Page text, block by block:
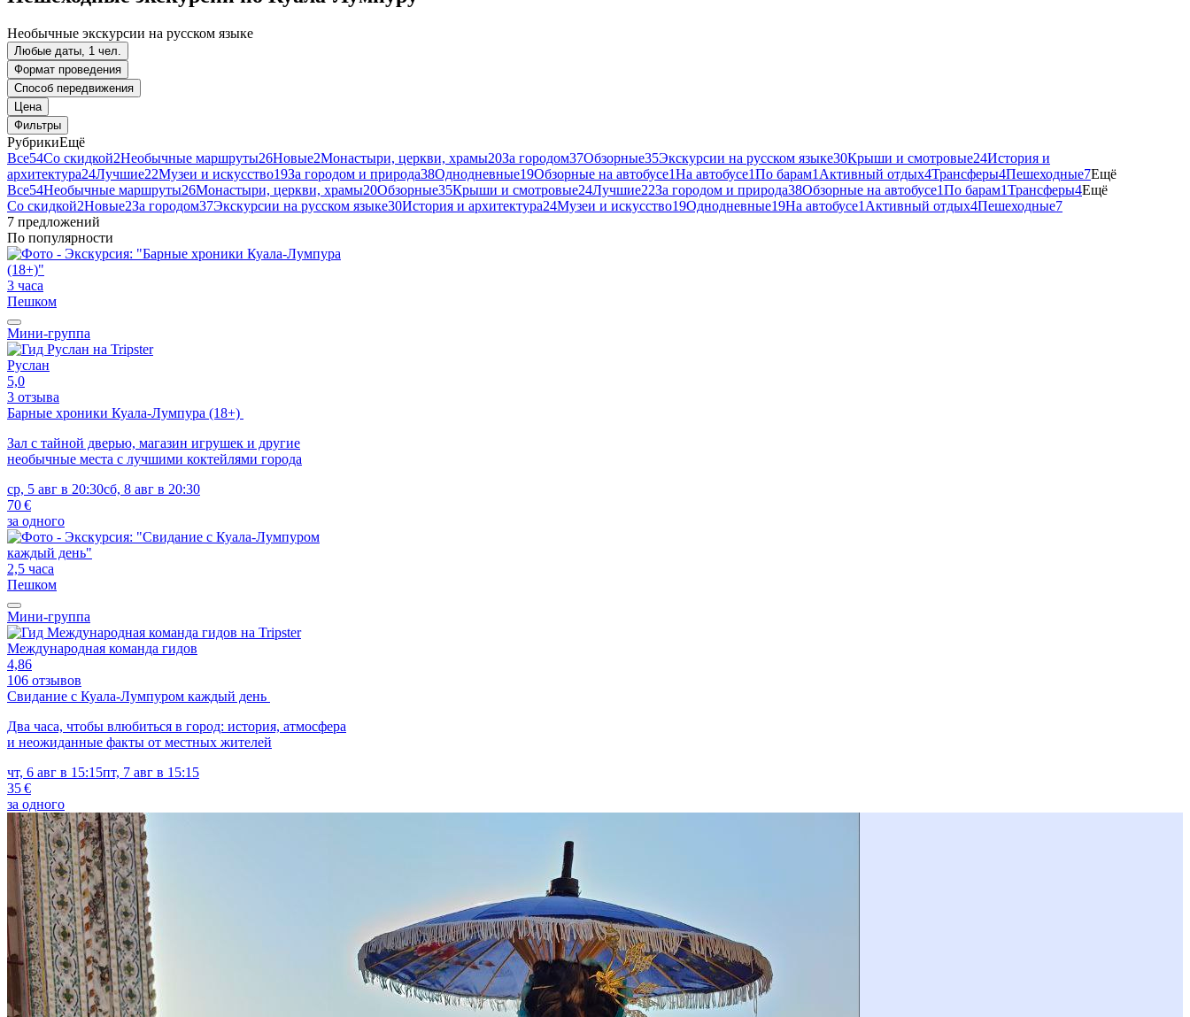
Необычные экскурсии на русском языке
Любые даты, 1 чел.
Формат проведения
Способ передвижения
Цена
Фильтры
РубрикиЕщё
Все54Со скидкой2Необычные маршруты26Новые2Монастыри, церкви, храмы20За городом37Обзорные35Экскурсии на русском языке30Крыши и смотровые24История и
архитектура24Лучшие22Музеи и искусство19За городом и природа38Однодневные19Обзорные на автобусе1На автобусе1По барам1 Активный отдых4Трансферы4Пешеходные7Ещё
Все54Необычные маршруты26Монастыри, церкви, храмы20Обзорные35Крыши и смотровые24Лучшие22За городом и природа38Обзорные на автобусе1По барам1Трансферы4Ещё
Со скидкой2Новые2За городом37Экскурсии на русском языке30История и архитектура24Музеи и искусство19Однодневные19На автобусе1 Активный отдых4Пешеходные7
7 предложений
По популярности
3 часа
Пешком
Мини-группа
Руслан
5,0
3 отзыва
Барные хроники Куала-Лумпура (18+)
Зал с тайной дверью, магазин игрушек и другие
необычные места с лучшими коктейлями города
ср, 5 авг в 20:30сб, 8 авг в 20:30
70 €
за одного
2,5 часа
Пешком
Мини-группа
Международная команда гидов
4,86
106 отзывов
Свидание с Куала-Лумпуром каждый день
Два часа, чтобы влюбиться в город: история, атмосфера
и неожиданные факты от местных жителей
чт, 6 авг в 15:15пт, 7 авг в 15:15
35 €
за одного